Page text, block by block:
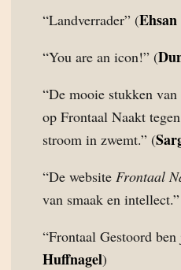
“Landverrader” (
“You are an icon!” (
“De mooie stukken
op Frontaal Naakt
stroom in zwemt.” (
“De website Frontaal
van smaak en
“Frontaal Gestoord
Huffnagel)